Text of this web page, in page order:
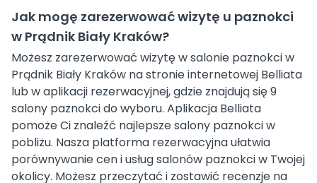
Jak mogę zarezerwować wizytę u paznokci
w Prądnik Biały Kraków?
Możesz zarezerwować wizytę w salonie paznokci w
Prądnik Biały Kraków na stronie internetowej Belliata
lub w aplikacji rezerwacyjnej, gdzie znajdują się 9
salony paznokci do wyboru. Aplikacja Belliata
pomoże Ci znaleźć najlepsze salony paznokci w
pobliżu. Nasza platforma rezerwacyjna ułatwia
porównywanie cen i usług salonów paznokci w Twojej
okolicy. Możesz przeczytać i zostawić recenzje na